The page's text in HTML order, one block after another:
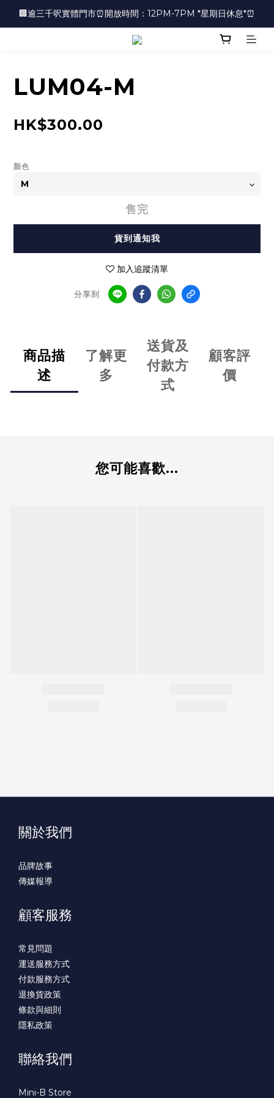
🏢逾三千呎實體門市⏰開放時間：12PM-7PM *星期日休息*⏰
🏢逾三千呎實體門市⏰開放時間：12PM-7PM *星期日休息*⏰
👜📣 歡迎隨時光臨 📣💍
🏢逾三千呎實體門市⏰開放時間：12PM-7PM *星期日休息*⏰
LUM04-M
HK$300.00
顏色
售完
貨到通知我
加入追蹤清單
分享到
商品描
述
了解更
多
送貨及
付款方
式
顧客評
價
您可能喜歡...
關於我們
品牌故事
傳媒報導
顧客服務
常見問題
運送服務方式
付款服務方式
退換貨政策
條款與細則
隱私政策
聯絡我們
Mini-B Store